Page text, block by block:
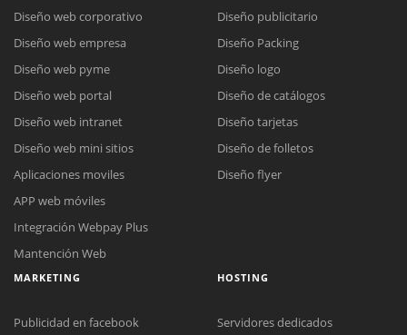
Diseño web corporativo
Diseño web empresa
Diseño web pyme
Diseño web portal
Diseño web intranet
Diseño web mini sitios
Aplicaciones moviles
APP web móviles
Integración Webpay Plus
Mantención Web
Diseño publicitario
Diseño Packing
Diseño logo
Diseño de catálogos
Diseño tarjetas
Diseño de folletos
Diseño flyer
MARKETING
Publicidad en facebook
HOSTING
Servidores dedicados